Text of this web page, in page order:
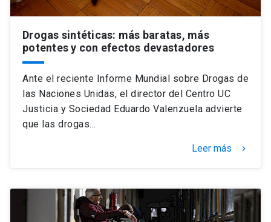
Drogas sintéticas: más baratas, más
potentes y con efectos devastadores
Ante el reciente Informe Mundial sobre Drogas de
las Naciones Unidas, el director del Centro UC
Justicia y Sociedad Eduardo Valenzuela advierte
que las drogas…
Leer más keyboard_arrow_right